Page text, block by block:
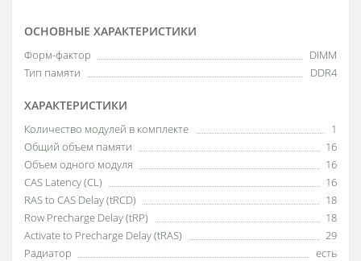
ОСНОВНЫЕ ХАРАКТЕРИСТИКИ
Форм-фактор
DIMM
Тип памяти
DDR4
ХАРАКТЕРИСТИКИ
Количество модулей в комплекте
1
Общий объем памяти
16
Объем одного модуля
16
CAS Latency (CL)
16
RAS to CAS Delay (tRCD)
18
Row Precharge Delay (tRP)
18
Activate to Precharge Delay (tRAS)
29
Радиатор
есть